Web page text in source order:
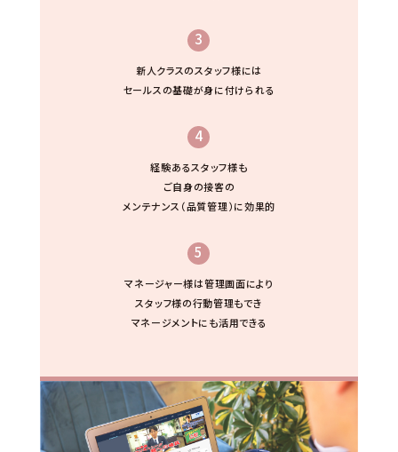
3
新人クラスのスタッフ様には
セールスの基礎が身に付けられる
4
経験あるスタッフ様も
ご自身の接客の
メンテナンス（品質管理）に効果的
5
マネージャー様は管理画面により
スタッフ様の行動管理もでき
マネージメントにも活用できる